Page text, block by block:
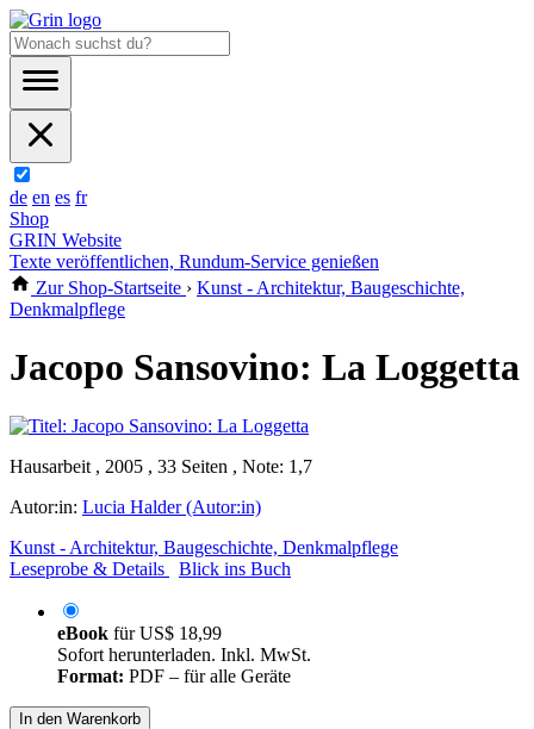
de en es fr
Shop
GRIN Website
Texte veröffentlichen, Rundum-Service genießen
Zur Shop-Startseite › Kunst - Architektur, Baugeschichte,
Denkmalpflege
Jacopo Sansovino: La Loggetta
Hausarbeit , 2005 , 33 Seiten , Note: 1,7
Autor:in: Lucia Halder (Autor:in)
Kunst - Architektur, Baugeschichte, Denkmalpflege
Leseprobe & Details
Blick ins Buch
eBook fürUS$ 18,99
Sofort herunterladen. Inkl. MwSt.
Format: PDF – für alle Geräte
In den Warenkorb